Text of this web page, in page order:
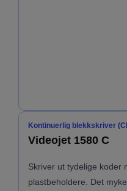
Kontinuerlig blekkskriver
Videojet 1580 C
Skriver ut tydelige koder
plastbeholdere. Det